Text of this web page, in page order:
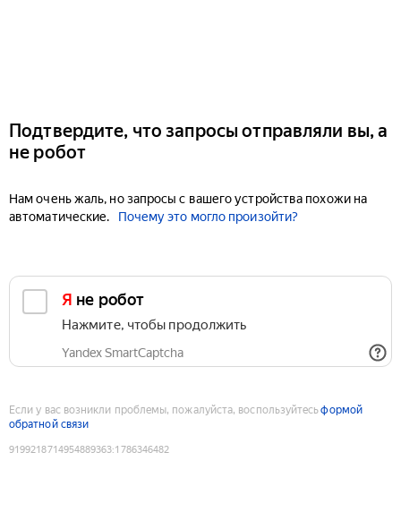
Подтвердите, что запросы отправляли вы, а
не робот
Нам очень жаль, но запросы с вашего устройства похожи на
автоматические.
Почему это могло произойти?
Я не робот
Нажмите, чтобы продолжить
Yandex SmartCaptcha
Если у вас возникли проблемы, пожалуйста, воспользуйтесьформой
обратной связи
9199218714954889363:1786346482